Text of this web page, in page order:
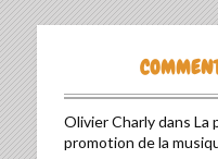
Olivier Charlydans La
promotion de la